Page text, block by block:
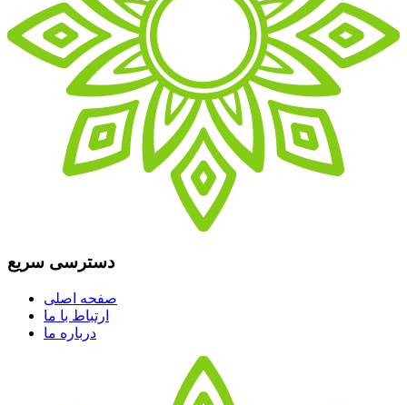
دسترسی سریع
صفحه اصلی
ارتباط با ما
درباره ما